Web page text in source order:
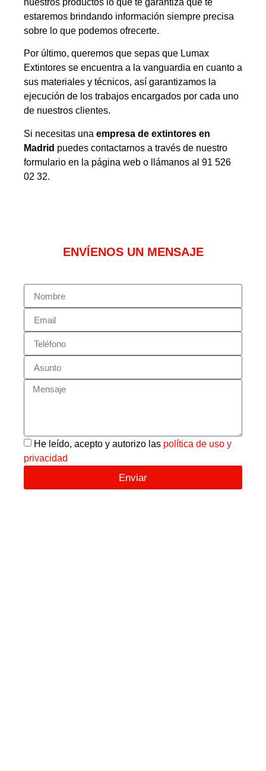
estaremos brindando información siempre precisa
sobre lo que podemos ofrecerte.
Por último, queremos que sepas que Lumax
Extintores se encuentra a la vanguardia en cuanto a
sus materiales y técnicos, así garantizamos la
ejecución de los trabajos encargados por cada uno
de nuestros clientes.
Si necesitas una empresa de extintores en
Madrid puedes contactarnos a través de nuestro
formulario en la página web o llámanos al 91 526
02 32.
ENVÍENOS UN MENSAJE
He leído, acepto y autorizo las política de uso y
privacidad
Enviar